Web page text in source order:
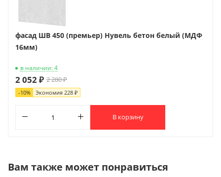
фасад ШВ 450 (премьер) Нувель бетон белый (МДФ
16мм)
в наличии: 4
2 052 ₽ 2 280 ₽
-10% Экономия 228 ₽
В корзину
Вам также может понравиться